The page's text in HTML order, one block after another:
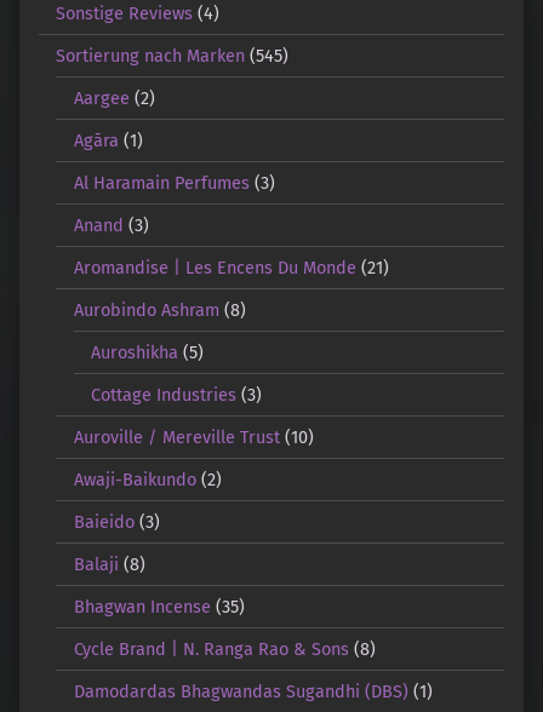
Sonstige Reviews (4)
Sortierung nach Marken (545)
Aargee (2)
Agāra (1)
Al Haramain Perfumes(3)
Anand (3)
Aromandise | Les Encens Du Monde (21)
Aurobindo Ashram (8)
Auroshikha (5)
Cottage Industries (3)
Auroville / Mereville Trust(10)
Awaji-Baikundo(2)
Baieido(3)
Balaji (8)
Bhagwan Incense (35)
Cycle Brand | N. Ranga Rao & Sons(8)
Damodardas Bhagwandas Sugandhi (DBS) (1)